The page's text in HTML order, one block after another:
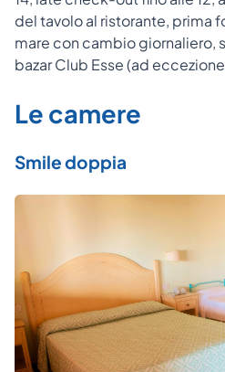
del tavolo al ristorante, prima
mare con cambio giornaliero,
bazar Club Esse (ad
Le camere
Smile doppia